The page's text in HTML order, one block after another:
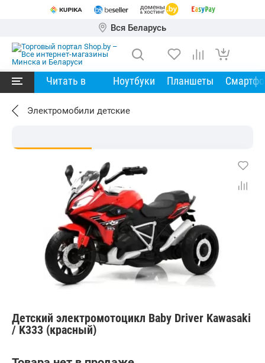
Вся Беларусь
Читать в Ноутбуки Планшеты
Электромобили детские
Детский электромотоцикл Baby Driver Kawasaki
/ K333 (красный)